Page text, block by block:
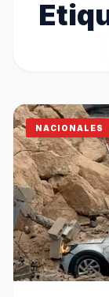
NACIONALES